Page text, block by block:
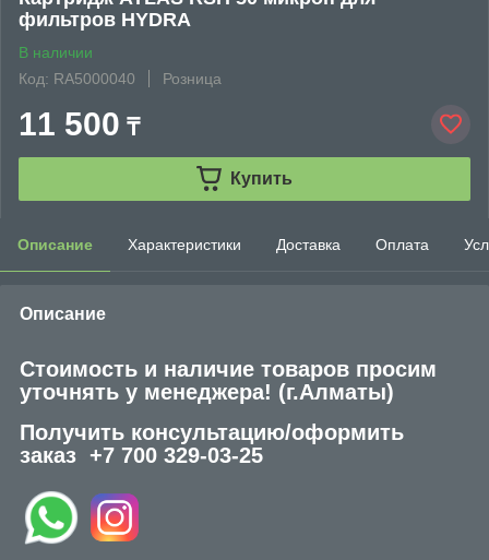
фильтров HYDRA
В наличии
Код: RA5000040
Розница
11 500 ₸
Купить
Описание Характеристики Доставка Оплата
Описание
Стоимость и наличие товаров просим
уточнять у менеджера! (г.Алматы)
Получить консультацию/оформить
заказ +7 700 329-03-25